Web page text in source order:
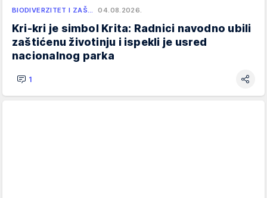
BIODIVERZITET I ZAŠ… 04.08.2026.
Kri-kri je simbol Krita: Radnici navodno ubili
zaštićenu životinju i ispekli je usred
nacionalnog parka
1